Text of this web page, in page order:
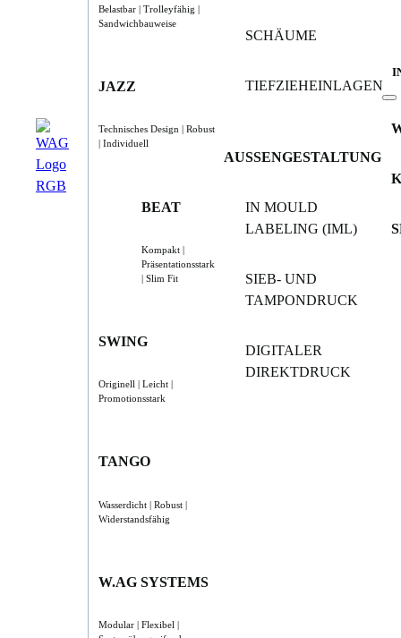
Belastbar | Trolleyfähig |
Sandwichbauweise
JAZZ
Technisches Design | Robust
| Individuell
BEAT
Kompakt |
Präsentationsstark
| Slim Fit
SWING
Originell | Leicht |
Promotionsstark
TANGO
Wasserdicht | Robust |
Widerstandsfähig
W.AG SYSTEMS
Modular | Flexibel |
SCHÄUME
TIEFZIEHEINLAGEN
AUSSENGESTALTUNG
IN MOULD
LABELING (IML)
SIEB- UND
TAMPONDRUCK
DIGITALER
DIREKTDRUCK